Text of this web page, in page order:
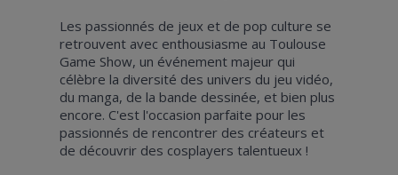
Les passionnés de jeux et de pop culture se
retrouvent avec enthousiasme au Toulouse
Game Show, un événement majeur qui
célèbre la diversité des univers du jeu vidéo,
du manga, de la bande dessinée, et bien plus
encore. C'est l'occasion parfaite pour les
passionnés de rencontrer des créateurs et
de découvrir des cosplayers talentueux !